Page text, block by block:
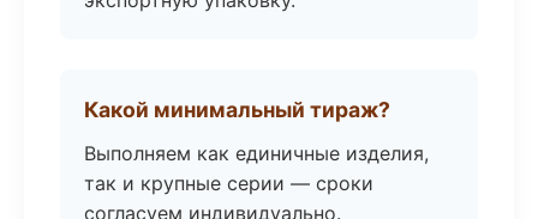
Какой минимальный тираж?
Выполняем как единичные изделия,
так и крупные серии — сроки
согласуем индивидуально.